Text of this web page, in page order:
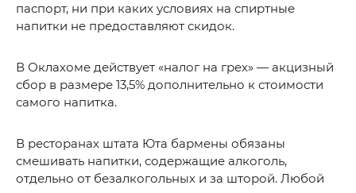
паспорт, ни при каких условиях на спиртные
напитки не предоставляют скидок.
В Оклахоме действует «налог на грех» — акцизный
сбор в размере 13,5% дополнительно к стоимости
самого напитка.
В ресторанах штата Юта бармены обязаны
смешивать напитки, содержащие алкоголь,
отдельно от безалкогольных и за шторой. Любой